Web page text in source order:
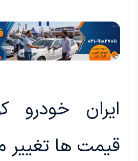
ایران خودرو
قیمت ها تغییر